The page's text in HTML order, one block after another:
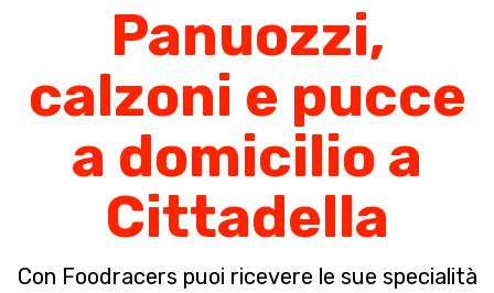
Panuozzi,
calzoni e pucce
a domicilio a
Cittadella
Con Foodracers puoi ricevere le sue specialità